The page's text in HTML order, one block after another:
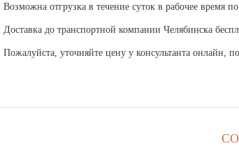
Возможна отгрузка в течение суток в рабочее время
Доставка до транспортной компании Челябинска
Пожалуйста, уточняйте цену у консультанта онлайн,